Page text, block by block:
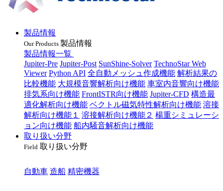
製品情報
Our Products 製品情報
製品情報一覧
Jupiter-Pre Jupiter-Post SunShine-Solver TechnoStar Web
Viewer Python API 全自動メッシュ作成機能 解析結果の
比較機能 大規模音響解析向け機能 車室内音響向け機能
排気系向け機能 FrontISTR向け機能 Jupiter-CFD 構造最
適化解析向け機能 ベクトル磁気特性解析向け機能 溶接
解析向け機能１
溶接解析向け機能２ 楊重シミュレーシ
ョン向け機能 船内騒音解析向け機能
取り扱い分野
Field 取り扱い分野
自動車 造船 精密機器